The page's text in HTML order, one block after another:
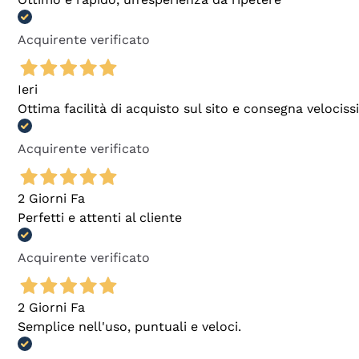
Acquirente verificato
Ieri
Ottima facilità di acquisto sul sito e consegna
Acquirente verificato
2 Giorni Fa
Perfetti e attenti al cliente
Acquirente verificato
2 Giorni Fa
Semplice nell'uso, puntuali e veloci.